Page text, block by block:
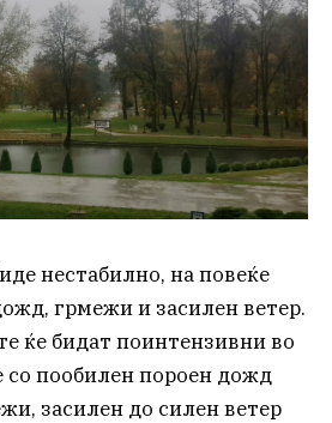
нестабилно, на повеќе
грмежи и засилен ветер.
ќе бидат поинтензивни во
со пообилен пороен дожд
засилен до силен ветер